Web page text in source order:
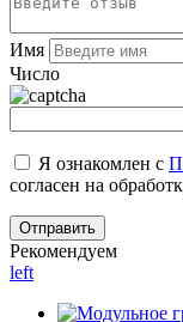
Имя
Число
Я ознакомлен с
согласен на
Рекомендуем
left